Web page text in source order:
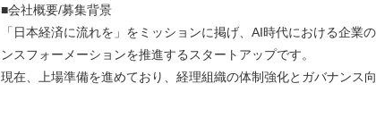
■会社概要/募集背景
「日本経済に流れを」をミッションに掲げ、AI時代における企業
ンスフォーメーションを推進するスタートアップです。
現在、上場準備を進めており、経理組織の体制強化とガバナンス